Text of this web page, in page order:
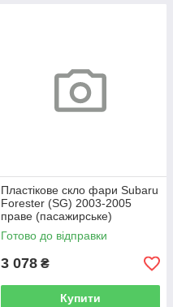
Пластікове скло фари Subaru
Forester (SG) 2003-2005
праве (пасажирське)
Готово до відправки
3 078 ₴
Купити